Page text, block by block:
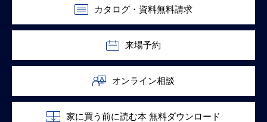
カタログ・資料無料請求
来場予約
オンライン相談
家に買う前に読む本 無料ダウンロード